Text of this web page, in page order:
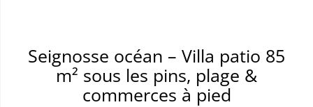
Seignosse océan – Villa patio 85
m² sous les pins, plage &
commerces à pied